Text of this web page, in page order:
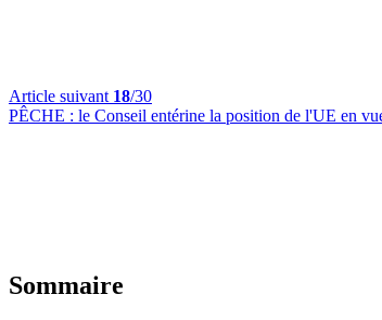
Article suivant 18/30
PÊCHE : le Conseil entérine la position de l'UE en
Sommaire